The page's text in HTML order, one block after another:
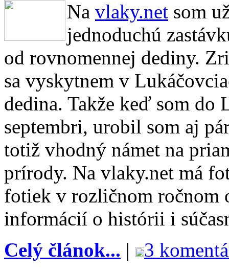
Na vlaky.net som
jednoduchú
od rovnomennej dediny.
sa vyskytnem v
dedina. Takže keď som do
septembri, urobil som aj
totiž vhodný námet na
prírody. Na vlaky.net má
fotiek v rozličnom ročnom
informácií o histórii i
Celý článok... | 3